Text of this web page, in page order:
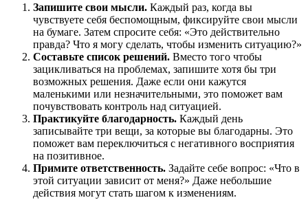
Запишите свои мысли. Каждый раз, когда вы
чувствуете себя беспомощным, фиксируйте свои мысли
на бумаге. Затем спросите себя: «Это действительно
правда? Что я могу сделать, чтобы изменить ситуацию?»
Составьте список решений. Вместо того чтобы
зацикливаться на проблемах, запишите хотя бы три
возможных решения. Даже если они кажутся
маленькими или незначительными, это поможет вам
почувствовать контроль над ситуацией.
Практикуйте благодарность. Каждый день
записывайте три вещи, за которые вы благодарны. Это
поможет вам переключиться с негативного восприятия
на позитивное.
Примите ответственность. Задайте себе вопрос: «Что в
этой ситуации зависит от меня?» Даже небольшие
действия могут стать шагом к изменениям.